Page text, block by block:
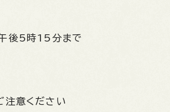
後5時15分まで
注意ください